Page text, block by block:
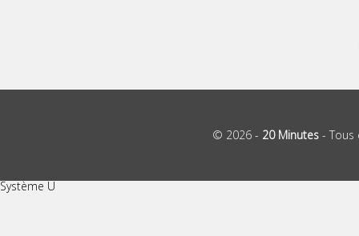
© 2026 - 20 Minutes -
Système U